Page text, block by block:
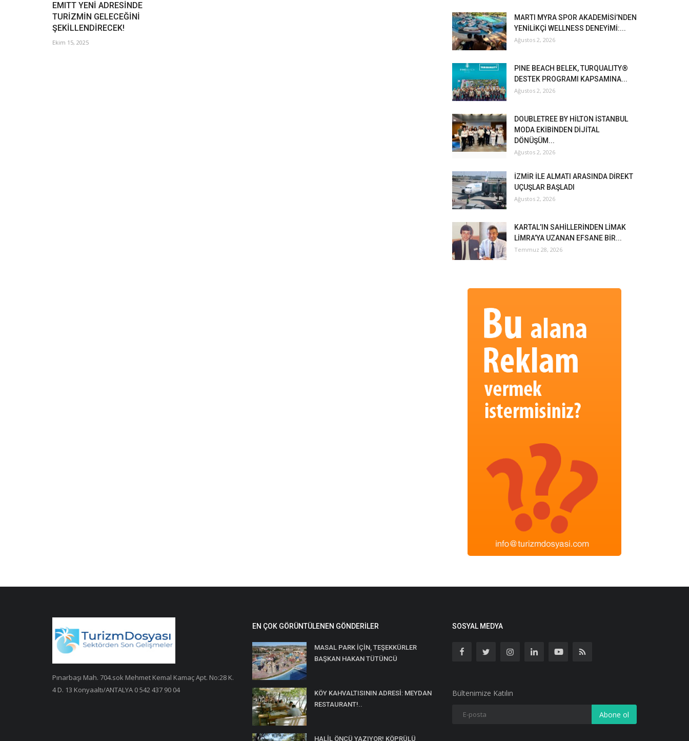
EMITT YENİ ADRESİNDE
TURİZMİN GELECEĞİNİ
ŞEKİLLENDİRECEK!
Ekim 15, 2025
MARTI MYRA SPOR AKADEMİSİ’NDEN
YENİLİKÇİ WELLNESS DENEYİMİ:...
Ağustos 2, 2026
PINE BEACH BELEK, TURQUALITY®
DESTEK PROGRAMI KAPSAMINA...
Ağustos 2, 2026
DOUBLETREE BY HİLTON İSTANBUL
MODA EKİBİNDEN DİJİTAL
DÖNÜŞÜM...
Ağustos 2, 2026
İZMİR İLE ALMATI ARASINDA DİREKT
UÇUŞLAR BAŞLADI
Ağustos 2, 2026
KARTAL’IN SAHİLLERİNDEN LİMAK
LİMRA’YA UZANAN EFSANE BİR...
Temmuz 28, 2026
Pınarbaşı Mah. 704.sok Mehmet Kemal Kamaç Apt. No:28 K.
4 D. 13 Konyaaltı/ANTALYA 0 542 437 90 04
EN ÇOK GÖRÜNTÜLENEN GÖNDERILER
MASAL PARK İÇİN, TEŞEKKÜRLER
BAŞKAN HAKAN TÜTÜNCÜ
KÖY KAHVALTISININ ADRESİ: MEYDAN
RESTAURANT!..
HALİL ÖNCÜ YAZIYOR! KÖPRÜLÜ
SOSYAL MEDYA
Bültenimize Katılın
Abone ol